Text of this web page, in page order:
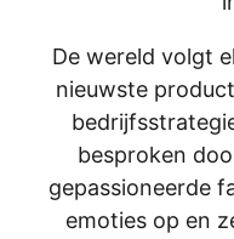
De wereld volgt
nieuwste
besproken
gepassioneerde
emoties op en